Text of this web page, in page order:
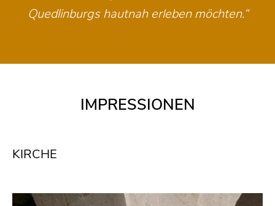
Quedlinburgs hautnah erleben möchten.“
IMPRESSIONEN
KIRCHE